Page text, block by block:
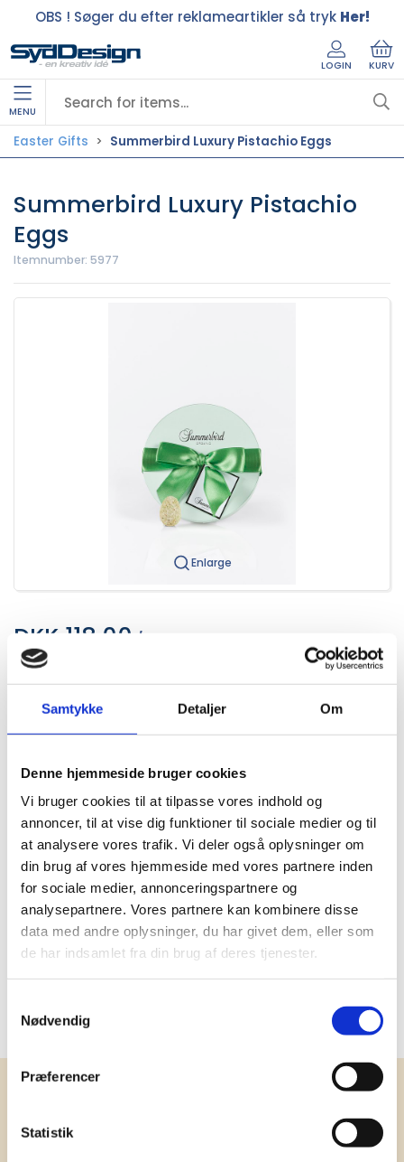
Samtykke Detaljer Om
Denne hjemmeside bruger cookies
Vi bruger cookies til at tilpasse vores indhold og
annoncer, til at vise dig funktioner til sociale medier og til
at analysere vores trafik. Vi deler også oplysninger om
din brug af vores hjemmeside med vores partnere inden
for sociale medier, annonceringspartnere og
analysepartnere. Vores partnere kan kombinere disse
data med andre oplysninger, du har givet dem, eller som
de har indsamlet fra din brug af deres tjenester.
Nødvendig
Præferencer
Statistik
OBS ! Søger du efter reklameartikler så tryk Her!
LOGIN KURV
MENU
Easter Gifts Summerbird Luxury Pistachio Eggs
Summerbird Luxury Pistachio
Eggs
Itemnumber: 5977
Enlarge
DKK 118.00 / Pcs
DKK 147.50 inc. VAT
Buy now
Save
In stock
Delivery: 1-2 days
More information
Specifications
News and catalogue - once a month